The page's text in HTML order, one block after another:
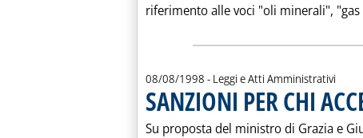
riferimento alle voci "oli minerali", "gas
08/08/1998 - Leggi e Atti Amministrativi
SANZIONI PER CHI
Su proposta del ministro di Grazia e